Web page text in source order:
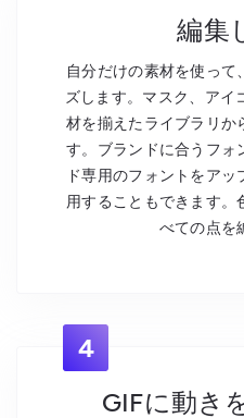
編集
自分だけの素材を使って
ズします。マスク、アイ
材を揃えたライブラリか
す。ブランドに合うフォ
ド専用のフォントをア
用することもできます。
べての点を
4
GIFに動き